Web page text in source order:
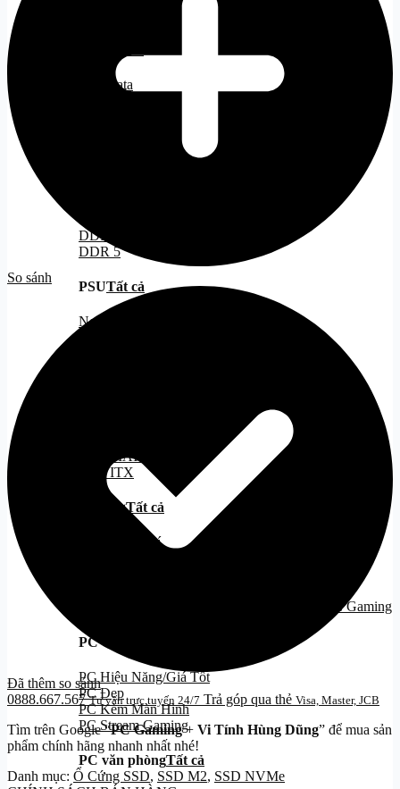
SSD Sata
DDR 4
DDR 5
PSUTất cả
Nguồn 500W
Case MATX
Case ITX
CoolingTất cả
Tản Nhiệt Khí
PC Gaming
PC Gaming
PC Hiệu Năng/Giá Tốt
PC Đẹp
PC Kèm Màn Hình
PC Stream Gaming
PC văn phòngTất cả
So sánh
Đã thêm so sánh
0888.667.567 Tư vấn trực tuyến 24/7 Trả góp qua thẻ Visa, Master, JCB
Tìm trên Google “PC Gaming+ Vi Tính Hùng Dũng” để mua sản
phẩm chính hãng nhanh nhất nhé!
Danh mục: Ổ Cứng SSD, SSD M2, SSD NVMe